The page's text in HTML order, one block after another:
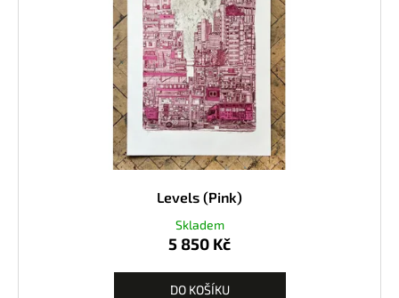
Levels (Pink)
Skladem
5 850 Kč
DO KOŠÍKU